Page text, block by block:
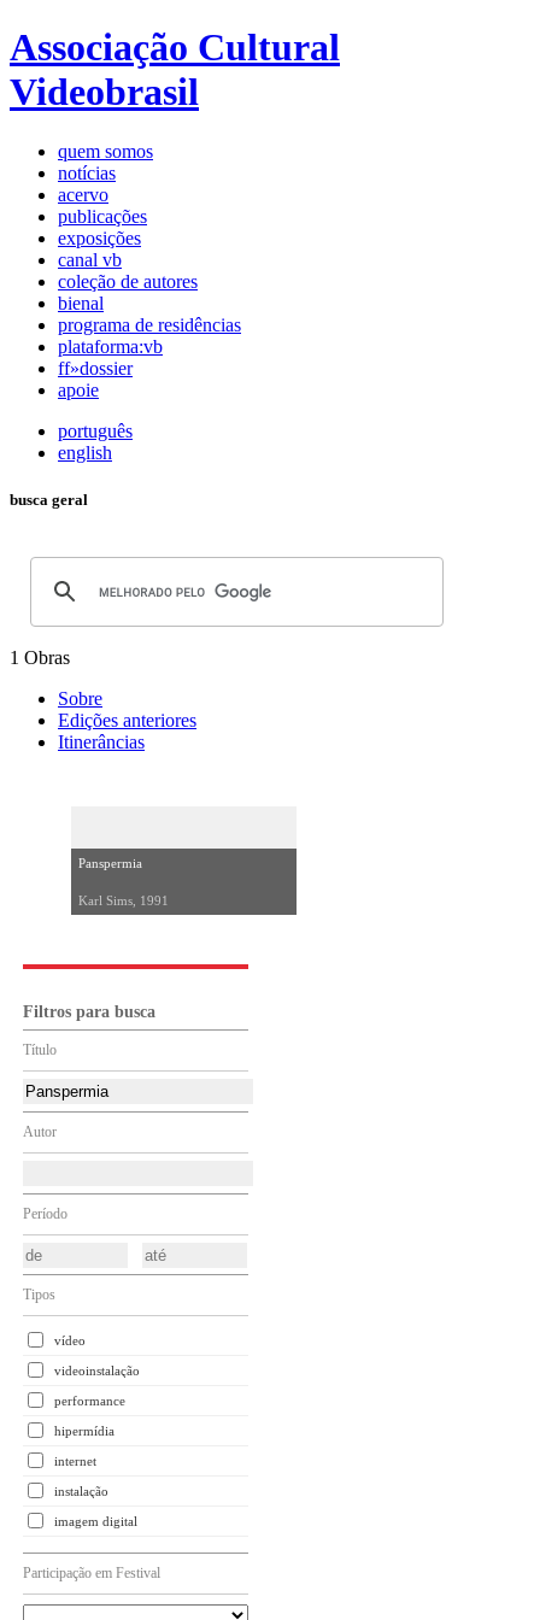
Associação Cultural
Videobrasil
quem somos
notícias
acervo
publicações
exposições
canal vb
coleção de autores
bienal
programa de residências
plataforma:vb
ff»dossier
apoie
português
english
busca geral
1 Obras
Sobre
Edições anteriores
Itinerâncias
Panspermia
Karl Sims, 1991
Filtros para busca
Título
Autor
Período
Tipos
vídeo
videoinstalação
performance
hipermídia
internet
instalação
imagem digital
Participação em Festival